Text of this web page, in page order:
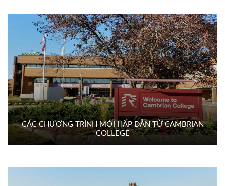
CÁC CHƯƠNG TRÌNH MỚI HẤP DẪN TỪ CAMBRIAN
COLLEGE